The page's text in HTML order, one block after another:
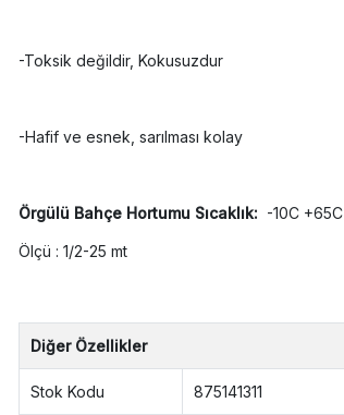
-Toksik değildir, Kokusuzdur
-Hafif ve esnek, sarılması kolay
Örgülü Bahçe Hortumu Sıcaklık: -10C +65C
Ölçü : 1/2-25 mt
Diğer Özellikler
Stok Kodu 875141311